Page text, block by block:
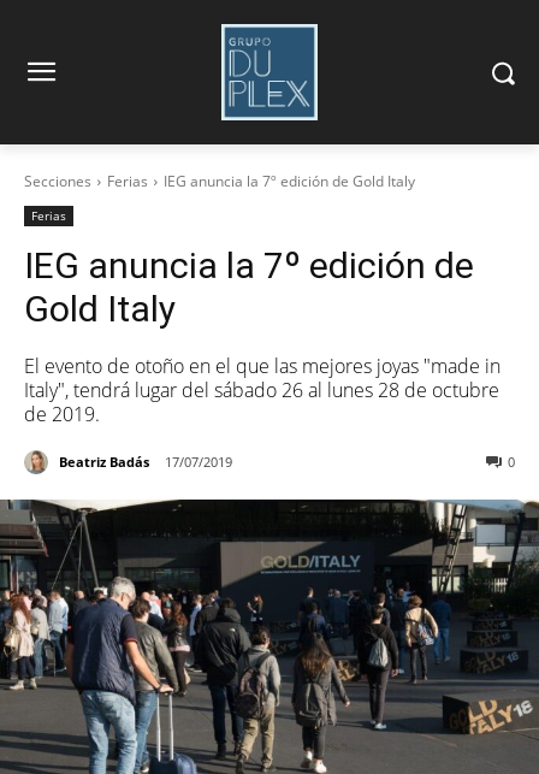
Secciones Ferias IEG anuncia la 7º edición de Gold Italy
Ferias
IEG anuncia la 7º edición de
Gold Italy
El evento de otoño en el que las mejores joyas "made in
Italy", tendrá lugar del sábado 26 al lunes 28 de octubre
de 2019.
Beatriz Badás 17/07/2019 0